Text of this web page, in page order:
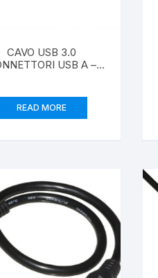
CAVO USB 3.0
USB A –
READ MORE